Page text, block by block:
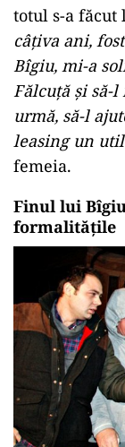
totul s-a
câțiva ani,
Bîgiu, mi-a
Fălcuță și să-
urmă, să-l
leasing un
femeia.
Finul lui
formalitățile